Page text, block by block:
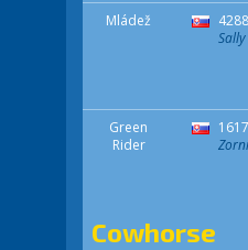
Mládež
Green
Rider
Cowhorse